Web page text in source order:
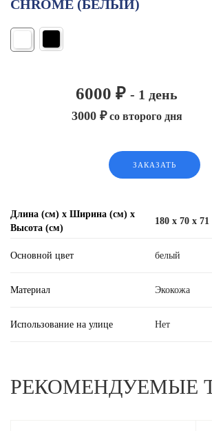
CHROME (БЕЛЫЙ)
6000 ₽ - 1 день
3000 ₽со второго дня
ЗАКАЗАТЬ
Длина (см) х Ширина (см) х
Высота (см)
180 x 70 x 71
Основной цвет белый
Материал Экокожа
Использование на улице Нет
РЕКОМЕНДУЕМЫЕ